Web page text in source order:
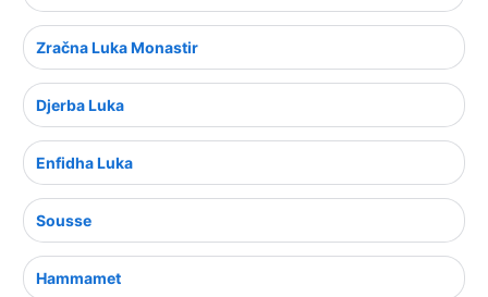
Zračna Luka Monastir
Djerba Luka
Enfidha Luka
Sousse
Hammamet